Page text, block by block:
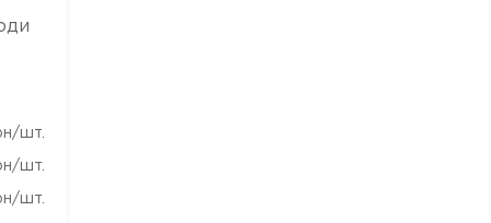
шт.
шт.
шт.